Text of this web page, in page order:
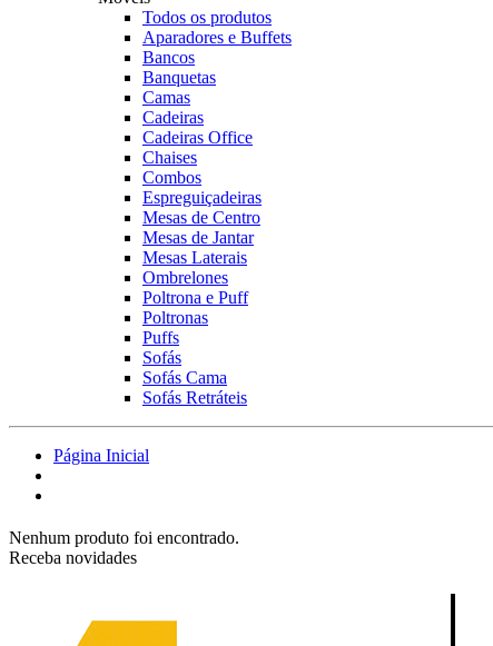
Todos os produtos
Aparadores e Buffets
Bancos
Banquetas
Camas
Cadeiras
Cadeiras Office
Chaises
Combos
Espreguiçadeiras
Mesas de Centro
Mesas de Jantar
Mesas Laterais
Ombrelones
Poltrona e Puff
Poltronas
Puffs
Sofás
Sofás Cama
Sofás Retráteis
Página Inicial
Nenhum produto foi encontrado.
Receba novidades